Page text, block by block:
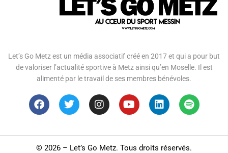
Let’s Go Metz est un média associatif créé en 2017 et qui a pour but
de valoriser l’actualité sportive à Metz ainsi qu’en Moselle. Il est
alimenté par le travail de ses membres bénévoles.
© 2026 – Let’s Go Metz. Tous droits réservés.